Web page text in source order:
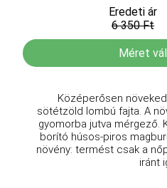
Eredeti ár
6 350 Ft
Méret
Középerősen
sötétzöld lombú fajta. A
gyomorba jutva mérgező.
borító húsos-piros
növény: termést csak a
iránt